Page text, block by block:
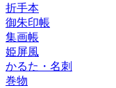
折手本
御朱印帳
集画帳
姫屏風
かるた・名刺
巻物